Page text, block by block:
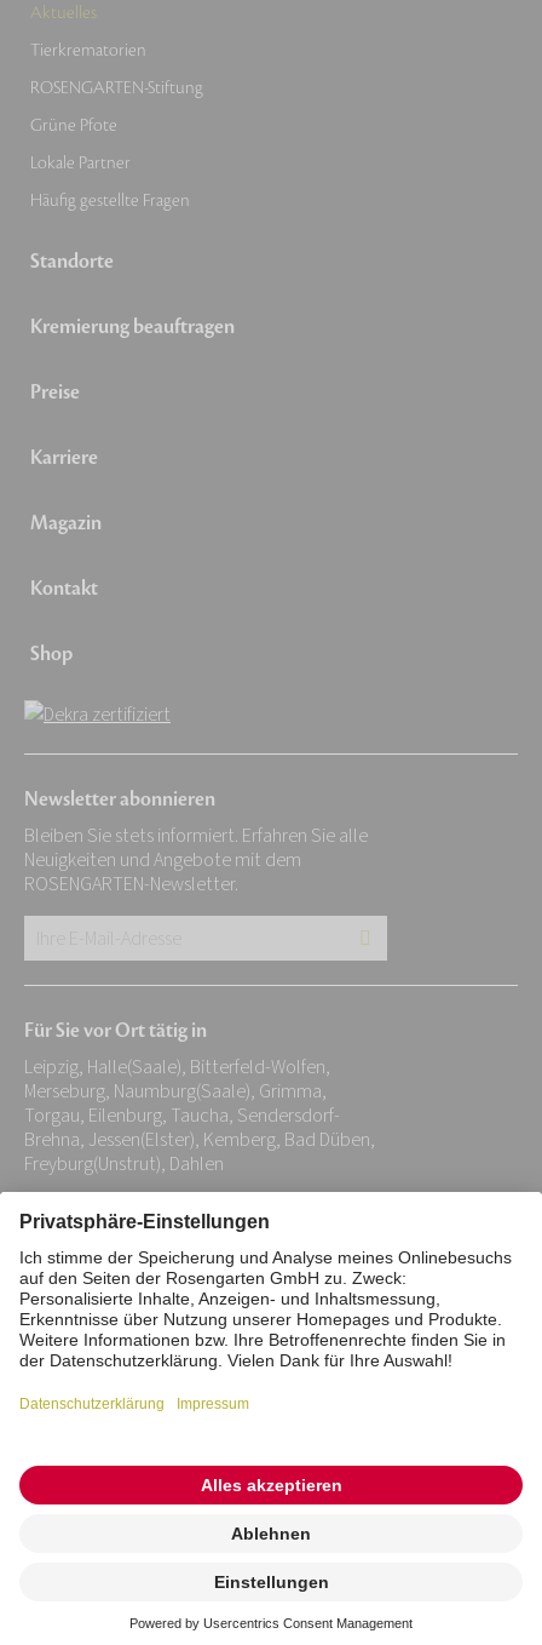
beauftragen
Aktuelles
Tierkrematorien
ROSENGARTEN-Stiftung
Grüne Pfote
Lokale Partner
Häufig gestellte Fragen
Standorte
Kremierung beauftragen
Preise
Karriere
Magazin
Kontakt
Shop
Newsletter abonnieren
Bleiben Sie stets informiert. Erfahren Sie alle
Neuigkeiten und Angebote mit dem
ROSENGARTEN-Newsletter.
Adresse:
*
Für Sie vor Ort tätig in
Leipzig, Halle(Saale), Bitterfeld-Wolfen,
Merseburg, Naumburg(Saale), Grimma,
Torgau, Eilenburg, Taucha, Sendersdorf-
Brehna, Jessen(Elster), Kemberg, Bad Düben,
Freyburg(Unstrut), Dahlen
Impressum Datenschutz
Stiftung
Interne Meldestelle
Zahlungsmittel
Barrierefreiheitserklärung
Vertrag widerrufen
© 2026 ROSENGARTEN-Tierbestattung